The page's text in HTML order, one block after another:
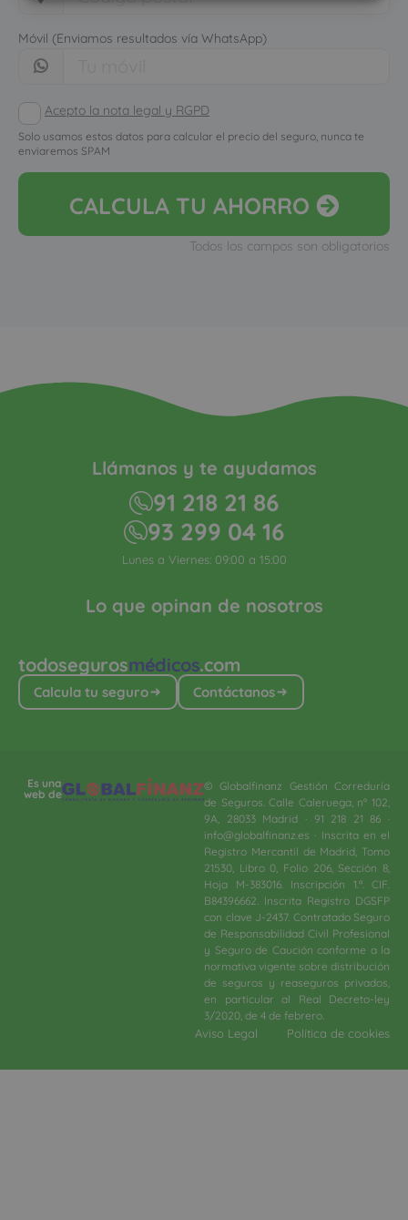
Móvil (Enviamos resultados vía WhatsApp)
Acepto la nota legal y RGPD
Solo usamos estos datos para calcular el precio del seguro, nunca te
enviaremos SPAM
CALCULA TU AHORRO
Todos los campos son obligatorios
todosegurosmédicos.com
Calcula tu seguro Contáctanos
Lo que opinan de nosotros
Llámanos y te ayudamos
91 218 21 86
93 299 04 16
Lunes a Viernes: 09:00 a 15:00
Es una
web de
© Globalfinanz Gestión Correduría
de Seguros. Calle Caleruega, nº 102,
9A, 28033 Madrid · 91 218 21 86 ·
info@globalfinanz.es · Inscrita en el
Registro Mercantil de Madrid, Tomo
21530, Libro 0, Folio 206, Sección 8,
Hoja M-383016. Inscripción 1.ª. CIF.
B84396662. Inscrita Registro DGSFP
con clave J-2437. Contratado Seguro
de Responsabilidad Civil Profesional
y Seguro de Caución conforme a la
normativa vigente sobre distribución
de seguros y reaseguros privados,
en particular al Real Decreto-ley
3/2020, de 4 de febrero.​
Aviso Legal Política de cookies